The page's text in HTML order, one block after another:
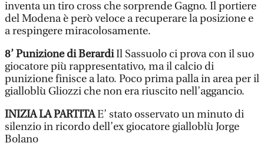
inventa un tiro cross che sorprende Gagno. Il portiere
del Modena è però veloce a recuperare la posizione e
a respingere miracolosamente.
8’ Punizione di BerardiIl Sassuolo ci prova con il suo
giocatore più rappresentativo, ma il calcio di
punizione finisce a lato. Poco prima palla in area per il
gialloblù Gliozzi che non era riuscito nell’aggancio.
INIZIA LA PARTITAE’ stato osservato un minuto di
silenzio in ricordo dell’ex giocatore gialloblù Jorge
Bolano